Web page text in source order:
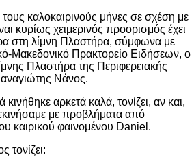
καλοκαιρινούς μήνες σε σχέση με
κυρίως χειμερινός προορισμός έχει
στη λίμνη Πλαστήρα, σύμφωνα με
Μακεδονικό Πρακτορείο Ειδήσεων, ο
Πλαστήρα της Περιφερειακής
Νάνος.
αρκετά καλά, τονίζει, αν και,
με προβλήματα από
καιρικού φαινομένου Daniel.
τονίζει: